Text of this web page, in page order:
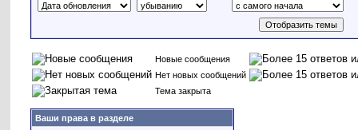
Новые сообщения
Нет новых сообщений
Тема закрыта
Ваши права в разделе